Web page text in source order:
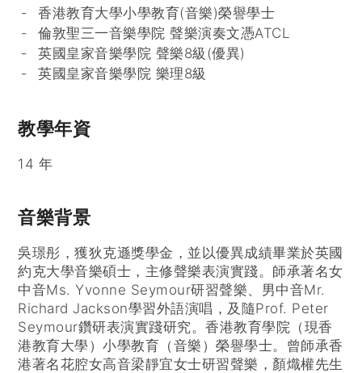
香港教育大學小學教育(音樂)榮譽學士
倫敦聖三一音樂學院 聲樂演奏文憑ATCL
英國皇家音樂學院 聲樂8級(優異)
英國皇家音樂學院 樂理8級
教學年資
14 年
音樂背景
吳璟彤，獲狄克遜獎學金，並以優異成績畢業於英國
約克大學音樂碩士，主修聲樂表演實踐。師承著名女
中音Ms. Yvonne Seymour研習聲樂、男中音Mr.
Richard Jackson學習外語演唱，及隨Prof. Peter
Seymour鑽研表演實踐研究。香港教育學院（現香
港教育大學）小學教育（音樂）榮譽學士。曾師承香
港著名花腔女高音梁靜宜女士研習聲樂，顏熾權先生